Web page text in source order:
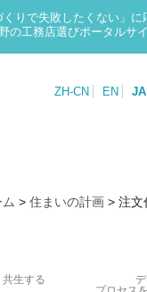
くりで失敗したくない」に
の工務店選びポータルサ
ZH-CN EN JA
> 住まいの計画 > 注文
生する